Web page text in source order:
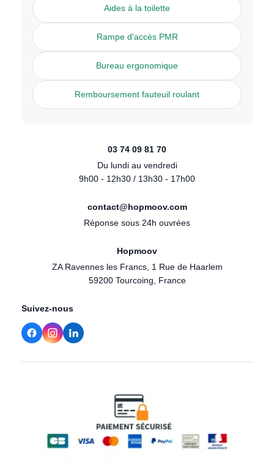
Aides à la toilette
Rampe d'accès PMR
Bureau ergonomique
Remboursement fauteuil roulant
03 74 09 81 70
Du lundi au vendredi
9h00 - 12h30 / 13h30 - 17h00
contact@hopmoov.com
Réponse sous 24h ouvrées
Hopmoov
ZA Ravennes les Francs, 1 Rue de Haarlem
59200 Tourcoing, France
Suivez-nous